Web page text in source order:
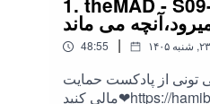
می ماند
48:55 |
تونی از پادکست حمایت
مالی کنید❤https://hamibash.com/theMADاگه این